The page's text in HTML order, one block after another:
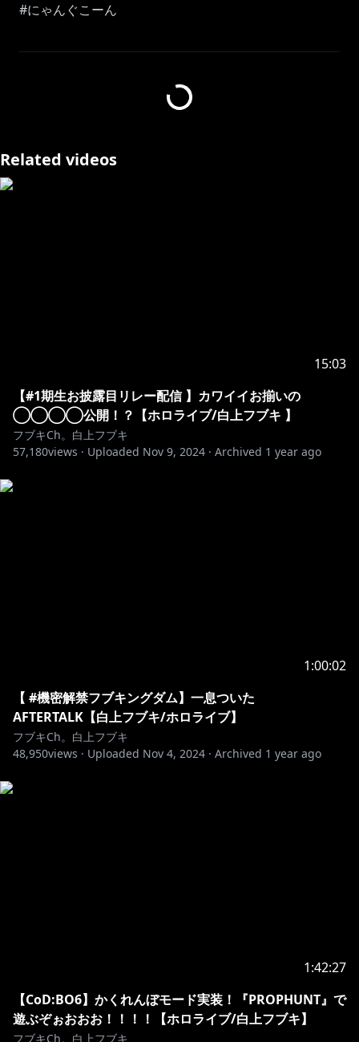
#にゃんぐこーん
白上の姉らしき猫→猫又おかゆ/@NekomataOkayu
━━━━━━━━━━━━━━━━━━━━━━━
🌽白上フブキ1stソロライブ FBKINGDOM
https://fbkingdom.hololivepro.com/live
【販売期間：2024/11/4 (月) 21:00～ 11/25 (月) 18:00】
q=ShirakamiFubuki_1stlive
EN:https://shop.hololivepro.com/en/search?
q=ShirakamiFubuki_1stlive
⊹MV▷https://youtu.be/ppKPaPKlQ3Q
⊹楽曲配信▷http://cover.lnk.to/Qd6u31
＼これは紛れもなく僕等の軌跡／
🌽フブキングダム勲章ピンバッジ
購入はコチラ
Related videos
15:03
【#1期生お披露目リレー配信 】カワイイお揃いの
◯◯◯◯公開！？【ホロライブ/白上フブキ 】
フブキCh。白上フブキ
57,180views · Uploaded Nov 9, 2024 · Archived 1 year ago
1:00:02
【 #機密解禁フブキングダム】一息ついた
AFTERTALK【白上フブキ/ホロライブ】
フブキCh。白上フブキ
48,950views · Uploaded Nov 4, 2024 · Archived 1 year ago
1:42:27
【CoD:BO6】かくれんぼモード実装！『PROPHUNT』で
遊ぶぞぉおおお！！！！【ホロライブ/白上フブキ】
フブキCh。白上フブキ